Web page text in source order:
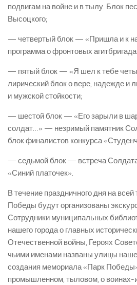
подвигам на войне и в тылу. Блок
Высоцкого;
— четвертый блок — «Пришла и к
программа о фронтовых
— пятый блок — «Я шел к тебе
лирический блок о вере, надежде и
и мужской стойкости;
— шестой блок — «Его зарыли в
солдат…» — незримый памятник
блок финалистов конкурса
— седьмой блок — встреча
«Синий платочек».
В течение праздничного дня на всей
Победы будут организованы
Сотрудники муниципальных
нашего города о главных
Отечественной войны, Героях
чьими именами названы улицы
создания мемориала «Парк
промышленном, тыловом, о воинах-